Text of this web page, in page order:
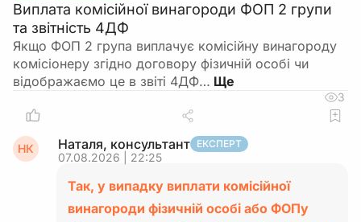
Виплата комісійної винагороди ФОП 2 групи
та звітність 4ДФ
Якщо ФОП 2 група виплачує комісійну винагороду
комісіонеру згідно договору фізичній особі чи
відображаємо це в звіті 4ДФ…
3
НК Наталя, консультант ЕКСПЕРТ
07.08.2026 | 22:25
Так, у випадку виплати комісійної
винагороди фізичній особі або ФОПу